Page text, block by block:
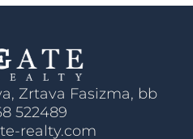
Zrtava Fasizma, bb
522489
realty.com